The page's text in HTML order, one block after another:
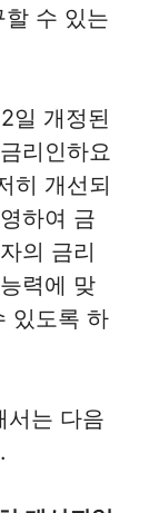
수 있는
일 개정된
리인하요
히 개선되
하여 금
의 금리
력에 맞
있도록 하
서는 다음